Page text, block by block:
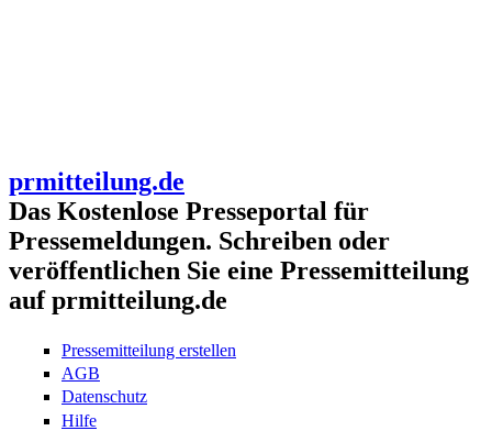
prmitteilung.de
Das Kostenlose Presseportal für
Pressemeldungen. Schreiben oder
veröffentlichen Sie eine Pressemitteilung
auf prmitteilung.de
Pressemitteilung erstellen
AGB
Datenschutz
Hilfe